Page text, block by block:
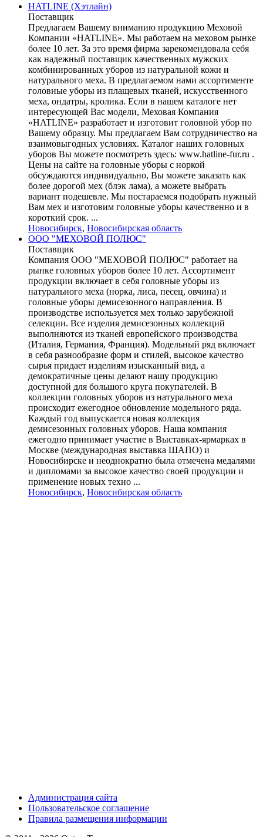
HATLINE (Хэтлайн)
Поставщик
Предлагаем Вашему вниманию продукцию Меховой
Компании «HATLINE». Мы работаем на меховом рынке
более 10 лет. За это время фирма зарекомендовала себя
как надежный поставщик качественных мужских
комбинированных уборов из натуральной кожи и
натурального меха. В предлагаемом нами ассортименте
головные уборы из плащевых тканей, искусственного
меха, ондатры, кролика. Если в нашем каталоге нет
интересующей Вас модели, Меховая Компания
«HATLINE» разработает и изготовит головной убор по
Вашему образцу. Мы предлагаем Вам сотрудничество на
взаимовыгодных условиях. Каталог наших головных
уборов Вы можете посмотреть здесь: www.hatline-fur.ru .
Цены на сайте на головные уборы с норкой
обсуждаются индивидуально, Вы можете заказать как
более дорогой мех (блэк лама), а можете выбрать
вариант подешевле. Мы постараемся подобрать нужный
Вам мех и изготовим головные уборы качественно и в
короткий срок. ...
Новосибирск, Новосибирская область
ООО "МЕХОВОЙ ПОЛЮС"
Поставщик
Компания ООО "МЕХОВОЙ ПОЛЮС" работает на
рынке головных уборов более 10 лет. Ассортимент
продукции включает в себя головные уборы из
натурального меха (норка, лиса, песец, овчина) и
головные уборы демисезонного направления. В
производстве используется мех только зарубежной
селекции. Все изделия демисезонных коллекций
выполняются из тканей европейского производства
(Италия, Германия, Франция). Модельный ряд включает
в себя разнообразие форм и стилей, высокое качество
сырья придает изделиям изысканный вид, а
демократичные цены делают нашу продукцию
доступной для большого круга покупателей. В
коллекции головных уборов из натурального меха
происходит ежегодное обновление модельного ряда.
Каждый год выпускается новая коллекция
демисезонных головных уборов. Наша компания
ежегодно принимает участие в Выставках-ярмарках в
Москве (международная выставка ШАПО) и
Новосибирске и неоднократно была отмечена медалями
и дипломами за высокое качество своей продукции и
применение новых техно ...
Новосибирск, Новосибирская область
Администрация сайта
Пользовательское соглашение
Правила размещения информации